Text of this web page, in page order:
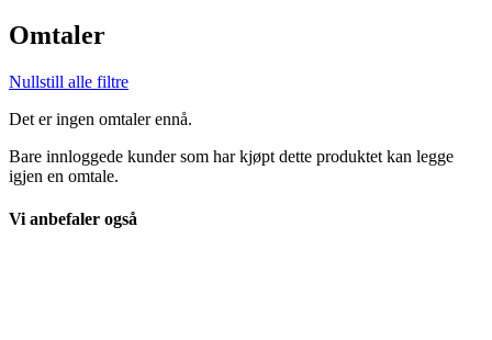
Omtaler
Nullstill alle filtre
Det er ingen omtaler ennå.
Bare innloggede kunder som har kjøpt dette produktet kan legge
igjen en omtale.
Vi anbefaler også